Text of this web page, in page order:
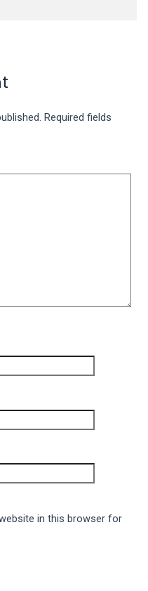
Required fields
in this browser for